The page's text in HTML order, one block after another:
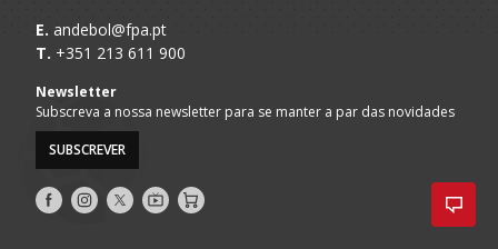
E. andebol@fpa.pt
T. +351 213 611 900
Newsletter
Subscreva a nossa newsletter para se manter a par das novidades
SUBSCREVER
Siga-
nos
Siga-
nos
Siga-
nos
AndebolTV
Loja